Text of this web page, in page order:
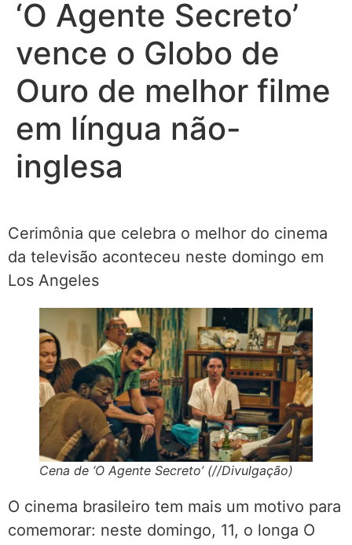
‘O Agente Secreto’
vence o Globo de
Ouro de melhor filme
em língua não-
inglesa
Cerimônia que celebra o melhor do cinema
da televisão aconteceu neste domingo em
Los Angeles
Cena de ‘O Agente Secreto’ (//Divulgação)
O cinema brasileiro tem mais um motivo para
comemorar: neste domingo, 11, o longa O